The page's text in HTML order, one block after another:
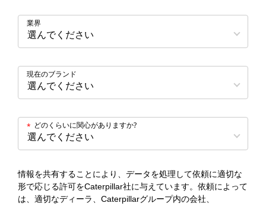
業界
現在のブランド
どのくらいに関心がありますか?
*
情報を共有することにより、データを処理して依頼に適切な
形で応じる許可をCaterpillar社に与えています。依頼によって
は、適切なディーラ、Caterpillarグループ内の会社、